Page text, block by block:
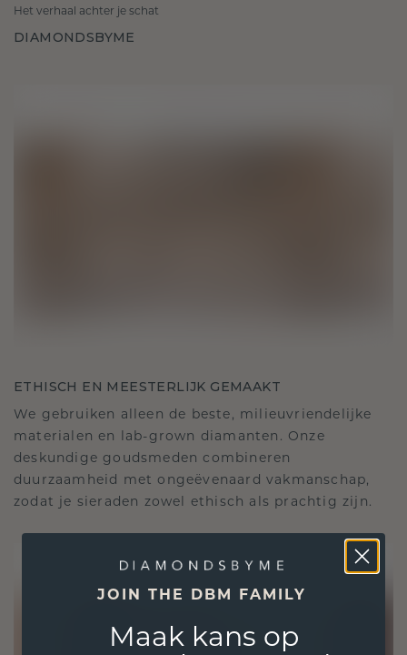
Het verhaal achter je schat
DIAMONDSBYME
ETHISCH EN MEESTERLIJK GEMAAKT
We gebruiken alleen de beste, milieuvriendelijke
materialen en lab-grown diamanten. Onze
deskundige goudsmeden combineren
duurzaamheid met ongeëvenaard vakmanschap,
zodat je sieraden zowel ethisch als prachtig zijn.
JOIN THE DBM FAMILY
Maak kans op